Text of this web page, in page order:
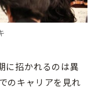
に招かれるのは異
のキャリアを見れ